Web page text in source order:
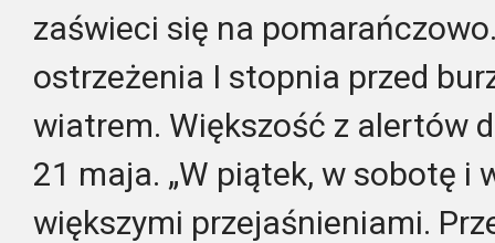
zaświeci się na
ostrzeżenia I stopnia przed
wiatrem. Większość z alertów
21 maja. „W piątek, w sobotę i
większymi przejaśnieniami.